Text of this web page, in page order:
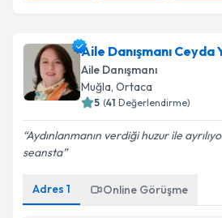
Aile Danışmanı
Aile Danışmanı
Muğla, Ortaca
5 (41 Değerlendirme)
Aydınlanmanın verdiği huzur ile
seansta
Adres 1 Online Görüşme